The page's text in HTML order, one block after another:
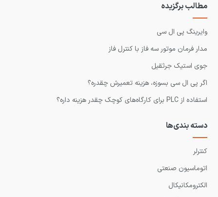
مطالب برگزیده
وایرینگ پی ال سی
مدار فرمان موتور سه فاز با کنترل فاز
جوی استیک جرثقیل
اگر پی ال سی بسوزه، هزینه تعمیرش چقدره؟
استفاده از PLC برای کارگاه‌های کوچک چقدر هزینه داره؟
دسته بندی‌ها
کنترلر
اتوماسیون صنعتی
الکترومکانیکال